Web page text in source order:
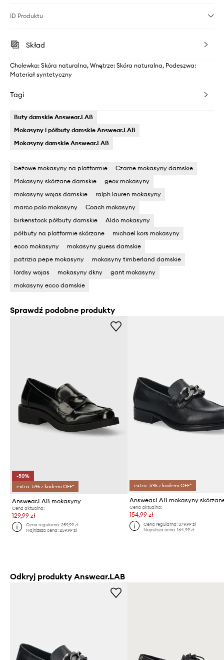
ID Produktu
Skład
Cholewka: Skóra naturalna, Wnętrze: Skóra naturalna, Podeszwa:
Materiał syntetyczny
Tagi
Buty damskie Answear.LAB
Mokasyny i półbuty damskie Answear.LAB
Mokasyny damskie Answear.LAB
beżowe mokasyny na platformie
Czarne mokasyny damskie
Mokasyny skórzane damskie
geox mokasyny
mokasyny wojas damskie
ralph lauren mokasyny
marco polo mokasyny
Coach mokasyny
birkenstock półbuty damskie
Aldo mokasyny
półbuty na platformie skórzane
michael kors mokasyny
ecco mokasyny
mokasyny guess damskie
patrizia pepe mokasyny
mokasyny timberland damskie
lordsy wojas
mokasyny dkny
gant mokasyny
mokasyny ecco damskie
Sprawdź podobne produkty
-50%
extra -5% z kodem: OFF*
Answear.LAB mokasyny
Cena aktualna:
129,99 zł
Cena regularna:259,99 zł
Najniższa cena:259,99 zł
extra -5% z kodem: OFF*
Answear.LAB mokasyny
Cena aktualna:
154,99 zł
Cena regularna: 379,99 zł
Najniższa cena: 164,99 zł
Odkryj produkty Answear.LAB